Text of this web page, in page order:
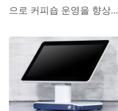
으로 커피숍 운영을 향상시